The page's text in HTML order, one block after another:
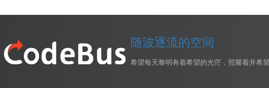
随波逐流的空间
希望每天黎明有着希望的光茫，照耀着并希